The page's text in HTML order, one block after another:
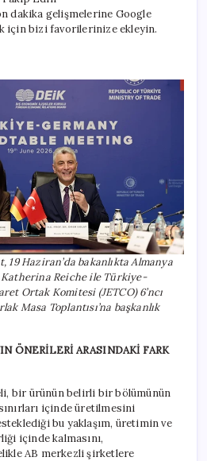
dakika gelişmelerine Google
için bizi favorilerinize ekleyin.
19 Haziran’da bakanlıkta Almanya
Katherina Reiche ile Türkiye-
Ortak Komitesi (JETCO) 6’ncı
Masa Toplantısı’na başkanlık
ÖNERİLERİ ARASINDAKİ FARK
bir ürünün belirli bir bölümünün
içinde üretilmesini
bu yaklaşım, üretimin ve
içinde kalmasını,
AB merkezli şirketlere